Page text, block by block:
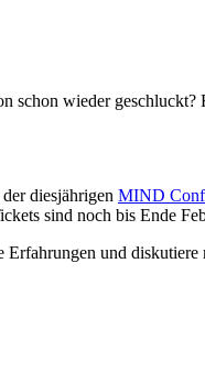
schon wieder
diesjährigen MIND
sind noch bis Ende
Erfahrungen und diskutiere